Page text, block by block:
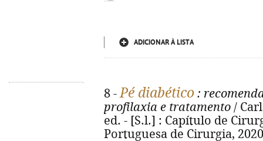
ADICIONAR À LISTA
8 -Pé diabético :
profilaxia e tratamento /
ed. - [S.l.] : Capítulo de
Portuguesa de Cirurgia,